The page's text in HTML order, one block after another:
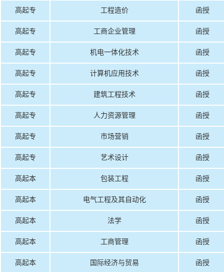
高起专 工程造价 函授
高起专 工商企业管理 函授
高起专 机电一体化技术 函授
高起专 计算机应用技术 函授
高起专 建筑工程技术 函授
高起专 人力资源管理 函授
高起专 市场营销 函授
高起专 艺术设计 函授
高起本 包装工程 函授
高起本 电气工程及其自动化 函授
高起本 法学 函授
高起本 工商管理 函授
高起本 国际经济与贸易 函授